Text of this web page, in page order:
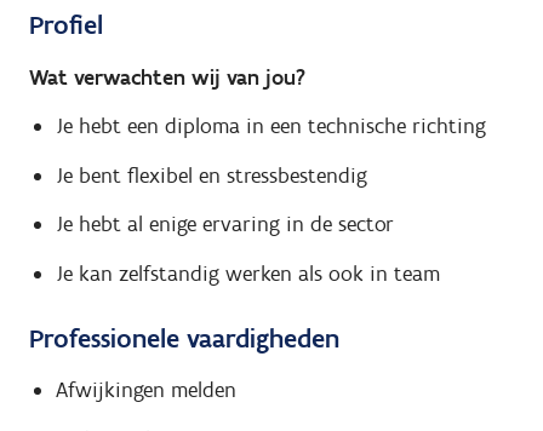
Profiel
Wat verwachten wij van jou?
Je hebt een diploma in een technische richting
Je bent flexibel en stressbestendig
Je hebt al enige ervaring in de sector
Je kan zelfstandig werken als ook in team
Professionele vaardigheden
Afwijkingen melden